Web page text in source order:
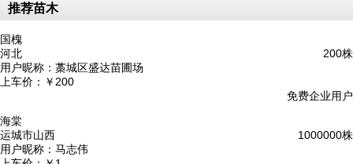
推荐苗木
国槐
200株
河北
用户昵称： 藁城区盛达苗圃场
上车价： ￥200
免费企业用户
海棠
1000000株
运城市山西
用户昵称： 马志伟